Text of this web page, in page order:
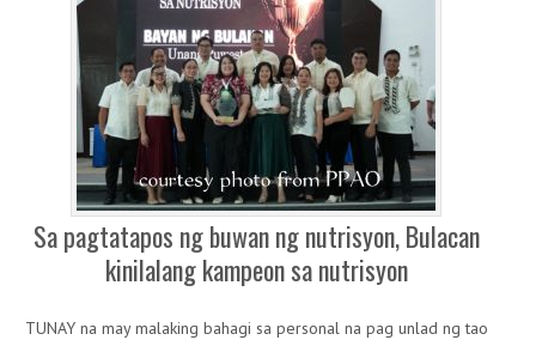
Sa pagtatapos ng buwan ng nutrisyon, Bulacan
kinilalang kampeon sa nutrisyon
TUNAY na may malaking bahagi sa personal na pag unlad ng tao